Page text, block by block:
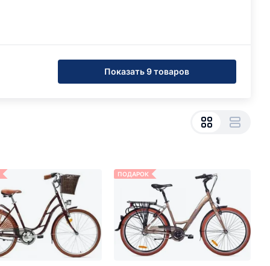
Показать 9 товаров
ПОДАРОК